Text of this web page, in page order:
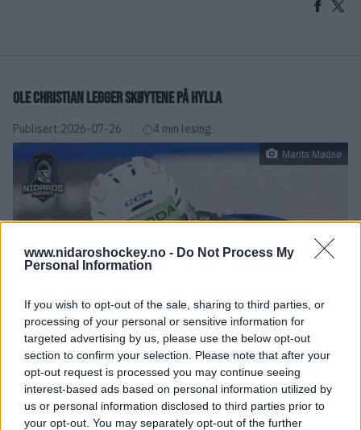
www.nidaroshockey.no - Do Not Process My
Personal Information
If you wish to opt-out of the sale, sharing to third parties, or
processing of your personal or sensitive information for
targeted advertising by us, please use the below opt-out
section to confirm your selection. Please note that after your
opt-out request is processed you may continue seeing
interest-based ads based on personal information utilized by
us or personal information disclosed to third parties prior to
your opt-out. You may separately opt-out of the further
OLE CHRISTIAN LEGGER SKØYTENE PÅ HYLLA
Publisert:2026-07-26 4 min lesing
Marita Madsø
Etter ti sesonger på A-laget i Nidaros Hockey og
23 år i trøndersk ishockey har Ole Christian
Westad Larssen bestemt seg for å avslutte